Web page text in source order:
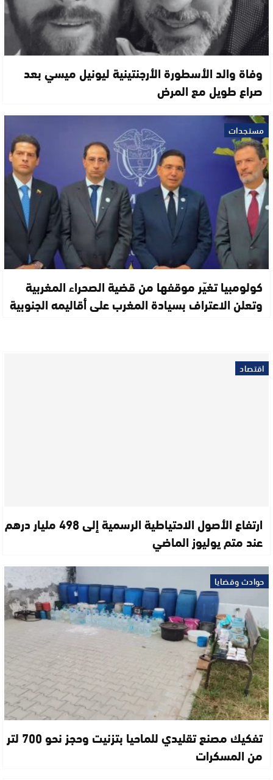
وفاة والد الأسطورة الأرجنتينية ليونيل ميسي بعد
صراع طويل مع المرض
مستجدات
كولومبيا تغيّر موقفها من قضية الصحراء المغربية
وتعلن الاعتراف بسيادة المغرب على أقاليمه الجنوبية
اقتصاد
ارتفاع الأصول الاحتياطية الرسمية إلى 498 مليار درهم
عند متم يوليوز الماضي
حوادث وقضايا
تفكيك مصنع تقليدي للماحيا بتزنيت وحجز نحو 700 لتر
من المسكرات